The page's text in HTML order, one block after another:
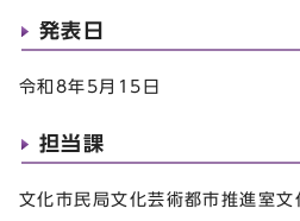
発表日
令和8年5月15日
担当課
文化市民局文化芸術都市推進室